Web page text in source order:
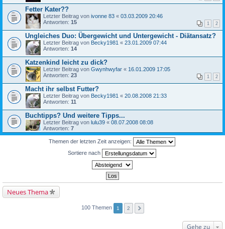
Fetter Kater??
Letzter Beitrag von ivonne 83 « 03.03.2009 20:46
Antworten: 15 1 2
Ungleiches Duo: Übergewicht und Untergewicht - Diätansatz?
Letzter Beitrag von Becky1981 « 23.01.2009 07:44
Antworten: 14
Katzenkind leicht zu dick?
Letzter Beitrag von Gwynhwyfar « 16.01.2009 17:05
Antworten: 23 1 2
Macht ihr selbst Futter?
Letzter Beitrag von Becky1981 « 20.08.2008 21:33
Antworten: 11
Buchtipps? Und weitere Tipps...
Letzter Beitrag von lulu39 « 08.07.2008 08:08
Antworten: 7
Themen der letzten Zeit anzeigen:
Sortiere nach
Neues Thema
100 Themen 1 2
Gehe zu